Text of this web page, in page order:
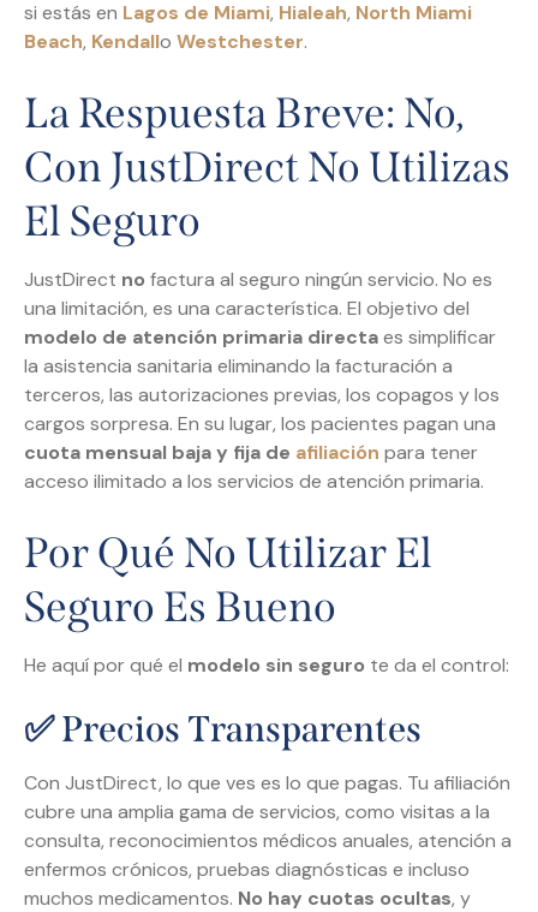
si estás en Lagos de Miami, Hialeah, North Miami
Beach, Kendallo Westchester.
La Respuesta Breve: No,
Con JustDirect No Utilizas
El Seguro
JustDirect no factura al seguro ningún servicio. No es
una limitación, es una característica. El objetivo del
modelo de atención primaria directaes simplificar
la asistencia sanitaria eliminando la facturación a
terceros, las autorizaciones previas, los copagos y los
cargos sorpresa. En su lugar, los pacientes pagan una
cuota mensual baja y fija de afiliación para tener
acceso ilimitado a los servicios de atención primaria.
Por Qué No Utilizar El
Seguro Es Bueno
He aquí por qué el modelo sin seguro te da el control:
✅ Precios Transparentes
Con JustDirect, lo que ves es lo que pagas. Tu afiliación
cubre una amplia gama de servicios, como visitas a la
consulta, reconocimientos médicos anuales, atención a
enfermos crónicos, pruebas diagnósticas e incluso
muchos medicamentos. No hay cuotas ocultas, y